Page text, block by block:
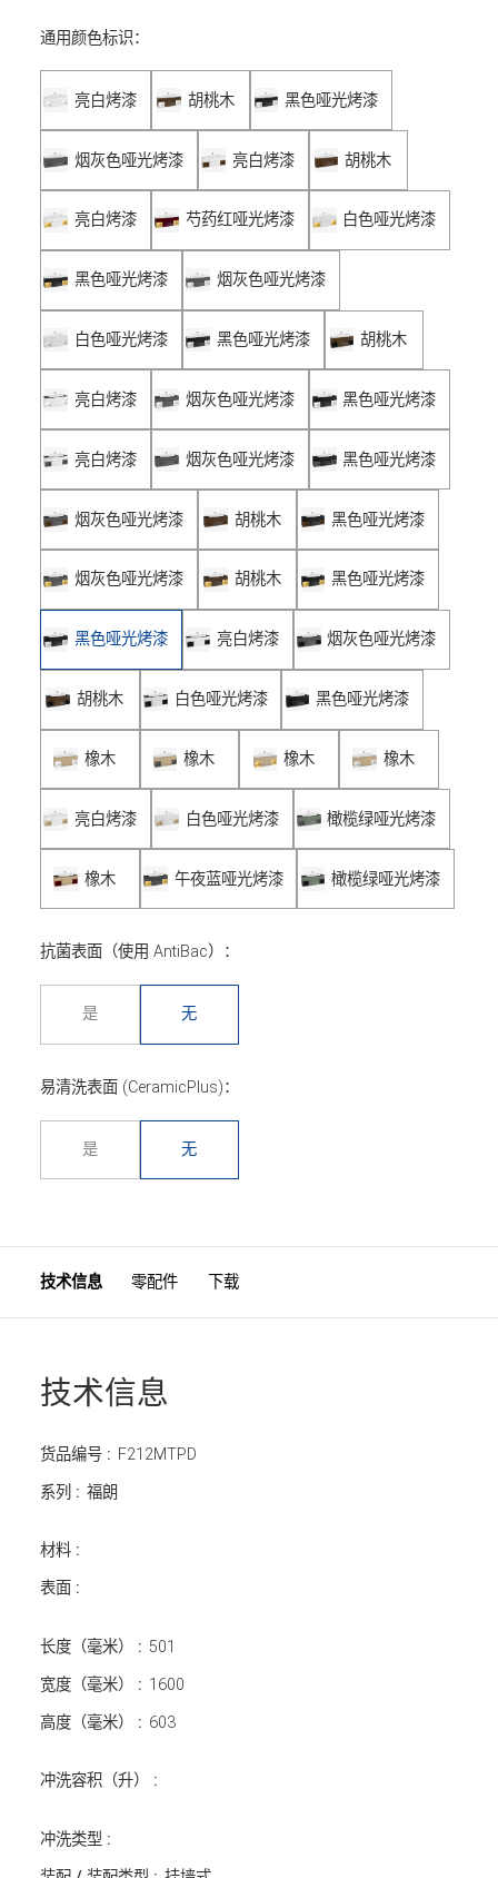
通用颜色标识：
亮白烤漆 胡桃木 黑色哑光烤漆
烟灰色哑光烤漆 亮白烤漆 胡桃木
亮白烤漆 芍药红哑光烤漆 白色哑光烤漆
黑色哑光烤漆 烟灰色哑光烤漆
白色哑光烤漆 黑色哑光烤漆 胡桃木
亮白烤漆 烟灰色哑光烤漆 黑色哑光烤漆
亮白烤漆 烟灰色哑光烤漆 黑色哑光烤漆
烟灰色哑光烤漆 胡桃木 黑色哑光烤漆
烟灰色哑光烤漆 胡桃木 黑色哑光烤漆
黑色哑光烤漆 亮白烤漆 烟灰色哑光烤漆
胡桃木 白色哑光烤漆 黑色哑光烤漆
橡木 橡木 橡木 橡木
亮白烤漆 白色哑光烤漆 橄榄绿哑光烤漆
橡木 午夜蓝哑光烤漆 橄榄绿哑光烤漆
抗菌表面（使用 AntiBac）：
是 无
易清洗表面 (CeramicPlus)：
是 无
技术信息 零配件 下载
技术信息
货品编号 : F212MTPD
系列 : 福朗
材料 :
表面 :
长度（毫米） : 501
宽度（毫米） : 1600
高度（毫米） : 603
冲洗容积（升） :
冲洗类型 :